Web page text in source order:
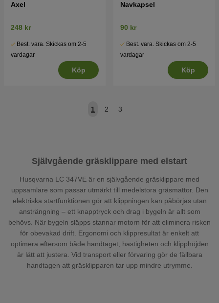
Axel
248 kr
Best. vara. Skickas om 2-5
vardagar
Köp
Navkapsel
90 kr
Best. vara. Skickas om 2-5
vardagar
Köp
1 2 3
Självgående gräsklippare med elstart
Husqvarna LC 347VE är en självgående gräsklippare med
uppsamlare som passar utmärkt till medelstora gräsmattor. Den
elektriska startfunktionen gör att klippningen kan påbörjas utan
ansträngning – ett knapptryck och drag i bygeln är allt som
behövs. När bygeln släpps stannar motorn för att eliminera risken
för obevakad drift. Ergonomi och klippresultat är enkelt att
optimera eftersom både handtaget, hastigheten och klipphöjden
är lätt att justera. Vid transport eller förvaring gör de fällbara
handtagen att gräsklipparen tar upp mindre utrymme.